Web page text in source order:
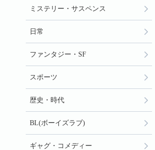
ミステリー・サスペンス
日常
ファンタジー・SF
スポーツ
歴史・時代
BL(ボーイズラブ)
ギャグ・コメディー